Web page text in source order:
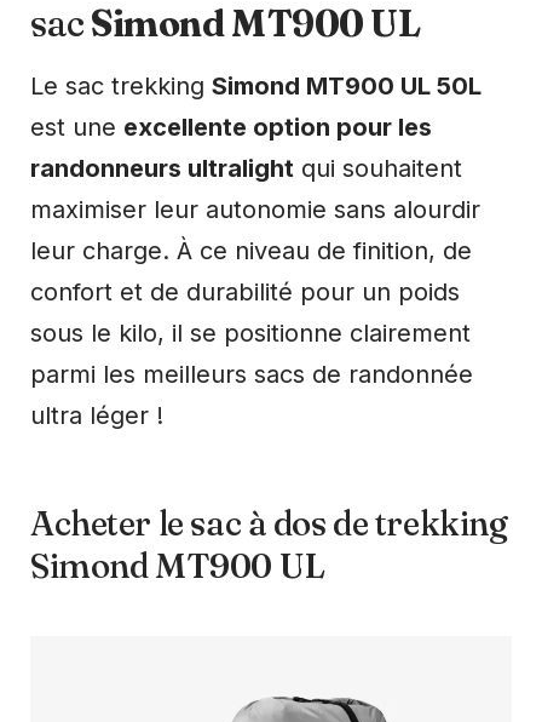
sacSimond MT900 UL
Le sac trekking Simond MT900 UL 50L
est une excellente option pour les
randonneurs ultralight qui souhaitent
maximiser leur autonomie sans alourdir
leur charge. À ce niveau de finition, de
confort et de durabilité pour un poids
sous le kilo, il se positionne clairement
parmi les meilleurs sacs de randonnée
ultra léger !
Acheter le sac à dos de trekking
Simond MT900 UL